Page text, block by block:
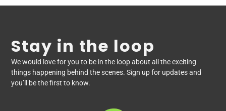
Stay in the loop
We would love for you to be in the loop about all the exciting
things happening behind the scenes. Sign up for updates and
you’ll be the first to know.